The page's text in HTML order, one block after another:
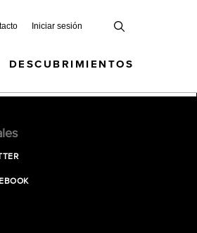
Iniciar sesión
DESCUBRIMIENTOS